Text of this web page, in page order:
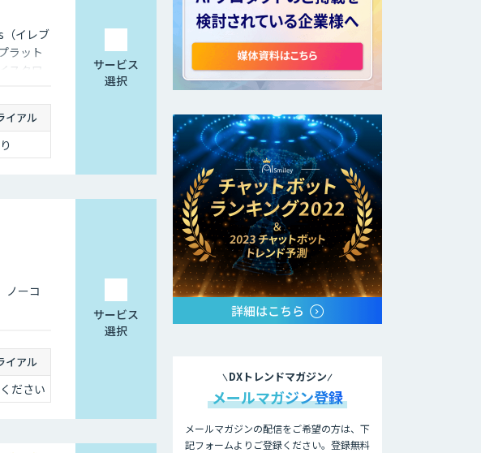
（イレブ
ラット
スクロ
イアル
サービス
選択
ノーコ
イアル
ださい
サービス
選択
DXトレンドマガジン
メールマガジン登録
メールマガジンの配信をご希望の方は、下
記フォームよりご登録ください。登録無料